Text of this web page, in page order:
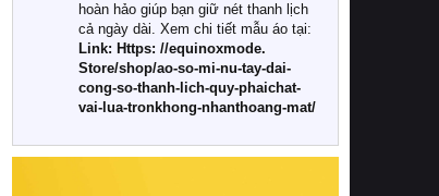
Khác với các dòng sản phẩm thông
thường, những bộ chăn ga gối đệm
cao cấp trải qua quy trình sản xuất
nghiêm ngặt từ khâu chọn lọc nguyên
liệu tự nhiên đến công nghệ dệt
nhuộm hiện đại không chứa hóa chất
này, bạn sẽ cảm nhận rõ rệt sự khác
hoàn hảo giúp bạn giữ nét thanh lịch
cả ngày dài. Xem chi tiết mẫu áo tại:
Link: Https: //equinoxmode.
Store/shop/ao-so-mi-nu-tay-dai-
cong-so-thanh-lich-quy-phaichat-
vai-lua-tronkhong-nhanthoang-mat/